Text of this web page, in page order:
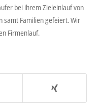
bei ihrem Zieleinlauf von
samt Familien gefeiert. Wir
Firmenlauf.